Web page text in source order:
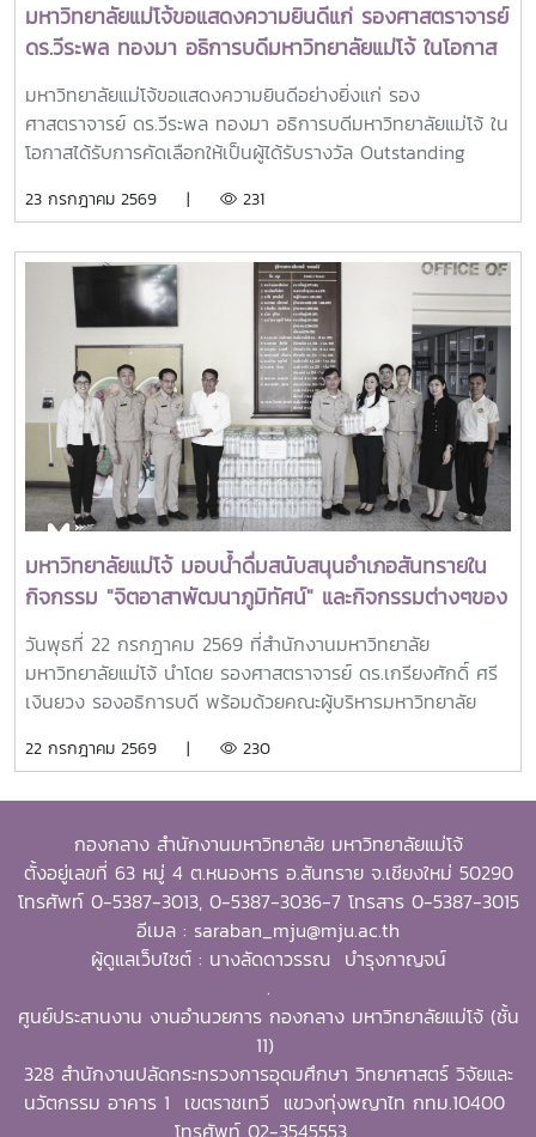
มหาวิทยาลัยแม่โจ้ขอแสดงความยินดีแก่ รองศาสตราจารย์
ดร.วีระพล ทองมา อธิการบดีมหาวิทยาลัยแม่โจ้ ในโอกาส
ได้รับรางวัล Outstanding SEARCA Scholarship
Alumni (OSSA) Awards 2026
มหาวิทยาลัยแม่โจ้ขอแสดงความยินดีอย่างยิ่งแก่ รอง
ศาสตราจารย์ ดร.วีระพล ทองมา อธิการบดีมหาวิทยาลัยแม่โจ้ ใน
โอกาสได้รับการคัดเลือกให้เป็นผู้ได้รับรางวัล Outstanding
ศูนย์ภูมิภาคเอเชียตะวันออกเฉียงใต้ว่าด้วยบัณฑิตศึกษาและการ
for Graduate Study and Research in Agriculture
(SEARCA) นับเป็นรางวัลเกียรติยศระดับภูมิภาคที่มอบแก่ศิษย์
เก่าทุน SEARCA ผู้มีความสำเร็จโดดเด่นทางวิชาชีพ มีภาวะผู้นำ
และสร้างคุณูปการสำคัญต่อการพัฒนาการเกษตร ชนบท ชุมชน
และสังคมอย่างยั่งยืนรางวัล Outstanding SEARCA
Scholarship Alumni (OSSA) จัดตั้งขึ้นเพื่อเชิดชูเกียรติศิษย์
เก่าผู้ได้รับทุนการศึกษาระดับบัณฑิตศึกษาจาก SEARCA ซึ่งได้
นำองค์ความรู้ ประสบการณ์ และศักยภาพที่ได้รับจากการศึกษา
ไปสร้างคุณประโยชน์ต่อองค์กร ชุมชน ประเทศ และภูมิภาคเอเชีย
ตะวันออกเฉียงใต้ ตลอดจนเป็นแบบอย่างที่สะท้อนค่านิยมและ
ปรัชญาของ SEARCA ผ่านความสำเร็จในวิชาชีพ การบริการ
สาธารณะ และการอุทิศตนเพื่อส่วนรวมในปี 2026 การพิจารณา
รางวัลครอบคลุมผลงานสำคัญ 4 ด้าน ได้แก่ การสอน
(Teaching) การวิจัย (Research) การบริการสาธารณะและการ
พัฒนาชุมชน (Public Service and Community
Development) และธุรกิจการเกษตรและการเป็นผู้ประกอบการ
กับผลงานที่สามารถสร้างผลกระทบอย่างเป็นรูปธรรมต่อการ
จัดขึ้นในวาระเฉลิมฉลอง ครบรอบ 60 ปีของ SEARCA ซึ่งเป็น
องค์กรระดับภูมิภาคภายใต้ the Southeast Asian Ministers
of Education (SEAMEO) และมีบทบาทสำคัญในการพัฒนา
ศักยภาพบุคลากร ส่งเสริมการศึกษาและการวิจัย ตลอดจนสร้าง
เครือข่ายความร่วมมือเพื่อการพัฒนาการเกษตรและชนบทใน
DAAD–SEARCA สู่ผู้นำมหาวิทยาลัยด้านการเกษตรรอง
ศาสตราจารย์ ดร.วีระพล ทองมา เป็นศิษย์เก่าของ University
of the Philippines Los Baños (UPLB) ประเทศฟิลิปปินส์
โดยได้รับทุนการศึกษาระดับปริญญาเอกจาก German
Academic Exchange Service (DAAD)–SEARCA
23 กรกฎาคม 2569 | 231
มหาวิทยาลัยแม่โจ้ มอบน้ำดื่มสนับสนุนอำเภอสันทรายใน
กิจกรรม "จิตอาสาพัฒนาภูมิทัศน์" และกิจกรรมต่างๆของ
อำเภอสันทราย
วันพุธที่ 22 กรกฎาคม 2569 ที่สำนักงานมหาวิทยาลัย
มหาวิทยาลัยแม่โจ้ นำโดย รองศาสตราจารย์ ดร.เกรียงศักดิ์ ศรี
เงินยวง รองอธิการบดี พร้อมด้วยคณะผู้บริหารมหาวิทยาลัย
จำนวน 100 แพ็ค เพื่อใช้ในกิจกรรม “จิตอาสาพัฒนาภูมิทัศน์
พระเจ้าอยู่หัว เนื่องในโอกาสวันเฉลิมพระชนมพรรษา 28
กรกฎาคม 2569 พร้อมทั้งสนับสนุนโครงการ “ชาวเชียงใหม่ปลูก
ป่า รักษ์โลก เพิ่มพื้นที่สีเขียวสู่ชุมชน” แก่ผู้เข้าร่วมกิจกรรมและ
ประชาชนที่มาใช้บริการ
22 กรกฎาคม 2569 | 230
กองกลาง สำนักงานมหาวิทยาลัย มหาวิทยาลัยแม่โจ้
ตั้งอยู่เลขที่ 63 หมู่ 4 ต.หนองหาร อ.สันทราย จ.เชียงใหม่ 50290
โทรศัพท์ 0-5387-3013, 0-5387-3036-7 โทรสาร 0-5387-3015
อีเมล : saraban_mju@mju.ac.th
ผู้ดูแลเว็บไซต์ : นางลัดดาวรรณ บำรุงกาญจน์
.
ศูนย์ประสานงาน งานอำนวยการ กองกลาง มหาวิทยาลัยแม่โจ้ (ชั้น
11)
328 สำนักงานปลัดกระทรวงการอุดมศึกษา วิทยาศาสตร์ วิจัยและ
นวัตกรรม อาคาร 1 เขตราชเทวี แขวงทุ่งพญาไท กทม.10400